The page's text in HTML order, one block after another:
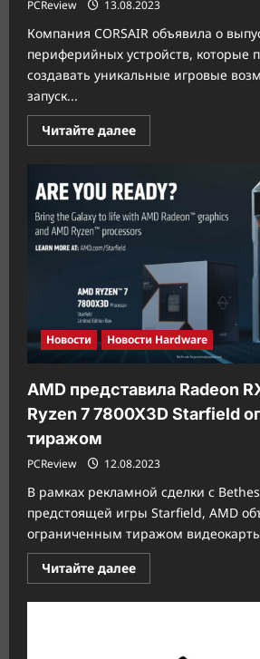
PCReview 13.08.2023
Компания CORSAIR объявила о
периферийных устройств, которые
создавать уникальные игровые
запуск...
Читайте далееПрочитать
больше
выпустила
K70
MAX
с
переключателями
Холла
Corsair
MGX
и
гарнитуру
HS80
MAX
Новости Новости Hardware
AMD представила Radeon
Ryzen 7 7800X3D Starfield
тиражом
PCReview 12.08.2023
В рамках рекламной сделки с
предстоящей игры Starfield, AMD
ограниченным тиражом
Читайте далееПрочитать
больше
AMD